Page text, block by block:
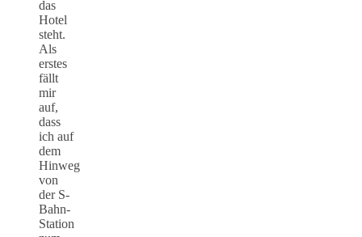
das
Hotel
steht.
Als
erstes
fällt
mir
auf,
dass
ich auf
dem
Hinweg
von
der S-
Bahn-
Station